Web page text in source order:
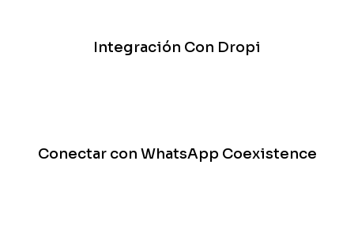
Integración Con Dropi
Conectar con WhatsApp Coexistence